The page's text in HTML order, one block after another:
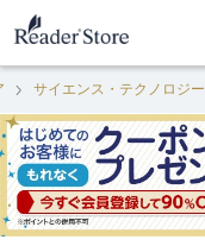
サイエンス・テクノロジー